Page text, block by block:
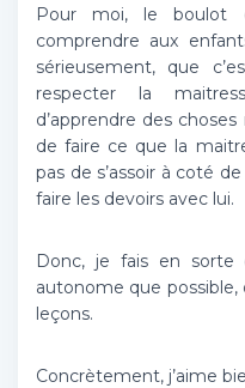
Pour moi, le boulot
comprendre aux
sérieusement, que
respecter la
d’apprendre des
de faire ce que la
pas de s’assoir à coté
faire les devoirs avec lui.
Donc, je fais en sorte
autonome que possible,
leçons.
Concrètement, j’aime